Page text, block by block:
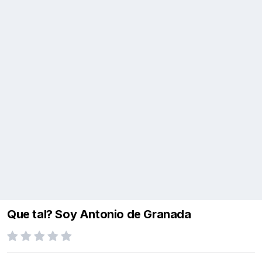
Que tal? Soy Antonio de Granada